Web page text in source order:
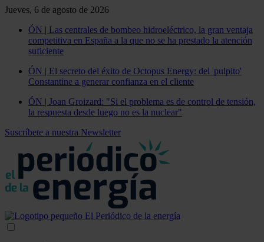
Jueves, 6 de agosto de 2026
ÓN | Las centrales de bombeo hidroeléctrico, la gran ventaja
competitiva en España a la que no se ha prestado la atención
suficiente
ÓN | El secreto del éxito de Octopus Energy: del 'pulpito'
Constantine a generar confianza en el cliente
ÓN | Joan Groizard: "Si el problema es de control de tensión,
la respuesta desde luego no es la nuclear"
Suscríbete a nuestra Newsletter